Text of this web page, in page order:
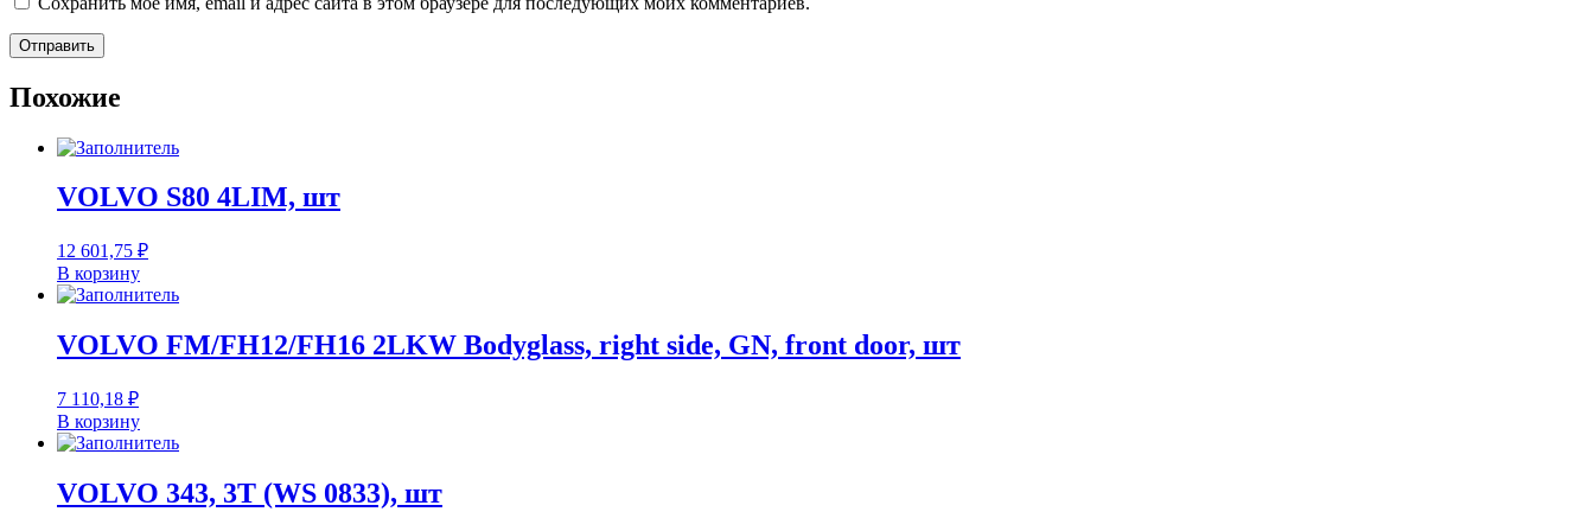
Похожие
VOLVO S80 4LIM, шт
12 601,75 ₽
В корзину
VOLVO FM/FH12/FH16 2LKW Bodyglass, right side, GN, front door, шт
7 110,18 ₽
В корзину
VOLVO 343, 3T (WS 0833), шт